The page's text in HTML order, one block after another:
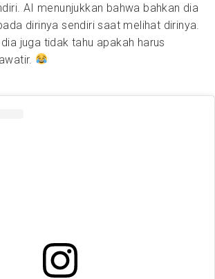
AI menunjukkan bahwa bahkan dia
dirinya sendiri saat melihat dirinya.
juga tidak tahu apakah harus